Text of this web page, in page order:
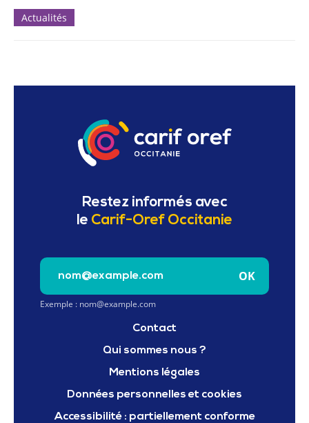
Actualités
Restez informés avec
le Carif-Oref Occitanie
Saisissez votre e-mail pour vous inscrire à la
Exemple : nom@example.com
OK
Contact
Qui sommes nous ?
Mentions légales
Données personnelles et cookies
Accessibilité : partiellement conforme